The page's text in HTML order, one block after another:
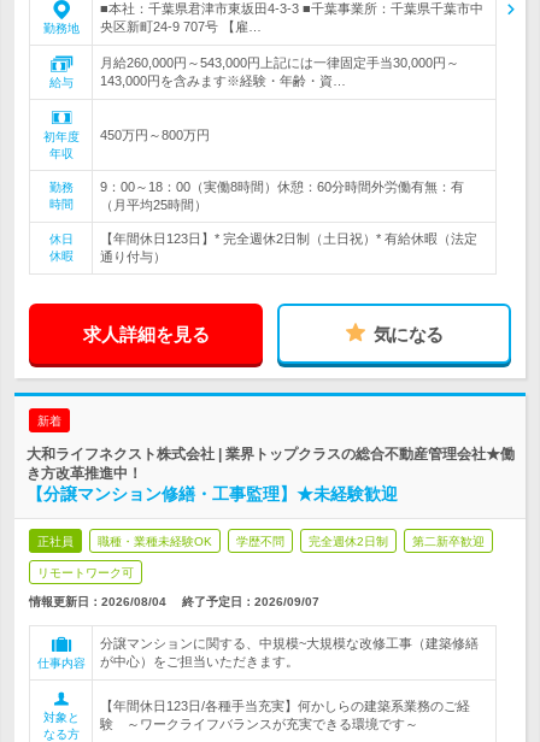
勤務地
■本社：千葉県君津市東坂田4-3-3 ■千葉事業所：千葉県千葉市中
央区新町24-9 707号 【雇…
給与
月給260,000円～543,000円上記には一律固定手当30,000円～
143,000円を含みます※経験・年齢・資…
初年度
年収
450万円～800万円
勤務
時間
9：00～18：00（実働8時間）休憩：60分時間外労働有無：有
（月平均25時間）
休日
休暇
【年間休日123日】* 完全週休2日制（土日祝）* 有給休暇（法定
通り付与）
求人詳細を見る 気になる
新着
大和ライフネクスト株式会社 | 業界トップクラスの総合不動産管理会社★働
き方改革推進中！
【分譲マンション修繕・工事監理】★未経験歓迎
正社員 職種・業種未経験OK 学歴不問 完全週休2日制 第二新卒歓迎
リモートワーク可
情報更新日：2026/08/04 終了予定日： 2026/09/07
仕事内容
分譲マンションに関する、中規模~大規模な改修工事（建築修繕
が中心）をご担当いただきます。
対象と
なる方
【年間休日123日/各種手当充実】何かしらの建築系業務のご経
験 ～ワークライフバランスが充実できる環境です～